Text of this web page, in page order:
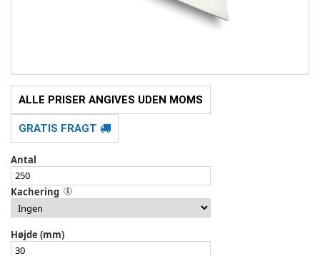
ALLE PRISER ANGIVES UDEN MOMS
GRATIS FRAGT
Antal
Kachering
Højde (mm)